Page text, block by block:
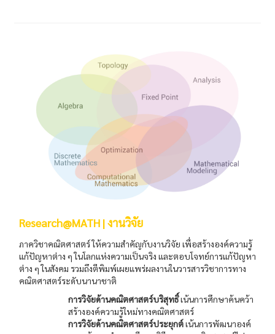
Research@MATH | งานวิจัย
ภาควิชาคณิตศาสตร์ ให้ความสำคัญกับงานวิจัย เพื่อสร้างองค์ความรู้
แก้ปัญหาต่าง ๆ ในโลกแห่งความเป็นจริง และตอบโจทย์การแก้ปัญหา
ต่าง ๆ ในสังคม รวมถึงตีพิมพ์เผยแพร่ผลงานในวารสารวิชาการทาง
คณิตศาสตร์ระดับนานาชาติ
การวิจัยด้านคณิตศาสตร์บริสุทธิ์เน้นการศึกษาค้นคว้า
สร้างองค์ความรู้ใหม่ทางคณิตศาสตร์
การวิจัยด้านคณิตศาสตร์ประยุกต์เน้นการพัฒนาองค์